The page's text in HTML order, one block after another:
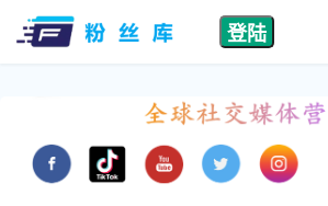
登陆